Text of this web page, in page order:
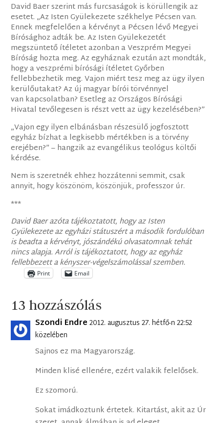
David Baer szerint más furcsaságok is körüllengik az
esetet. „Az Isten Gyülekezete székhelye Pécsen van.
Ennek megfelelően a kérvényt a Pécsen lévő Megyei
Bírósághoz adták be. Az Isten Gyülekezetét
megszüntető ítéletet azonban a Veszprém Megyei
Bíróság hozta meg. Az egyháznak ezután azt mondták,
hogy a veszprémi bírósági ítéletet Győrben
fellebbezhetik meg. Vajon miért tesz meg az ügy ilyen
kerülőutakat? Az új magyar bírói törvénnyel
van kapcsolatban? Esetleg az Országos Bírósági
Hivatal tevőlegesen is részt vett az ügy kezelésében?”
„Vajon egy ilyen elbánásban részesülő jogfosztott
egyház bízhat a legkisebb mértékben is a törvény
erejében?” – hangzik az evangélikus teológus költői
kérdése.
Nem is szeretnék ehhez hozzátenni semmit, csak
annyit, hogy köszönöm, köszönjük, professzor úr.
***
David Baer azóta tájékoztatott, hogy az Isten
Gyülekezete az egyházi státuszért a második fordulóban
is beadta a kérvényt, jószándékú olvasatomnak tehát
nincs alapja. Arról is tájékoztatott, hogy az egyház
fellebbezett a kényszer-végelszámolással szemben.
Print Email
13 hozzászólás
Szondi Endre 2012. augusztus 27. hétfő-n 22:52
közelében
Sajnos ez ma Magyarország.
Minden klisé ellenére, ezért valakik felelősek.
Ez szomorú.
Sokat imádkoztunk értetek. Kitartást, akit az Úr